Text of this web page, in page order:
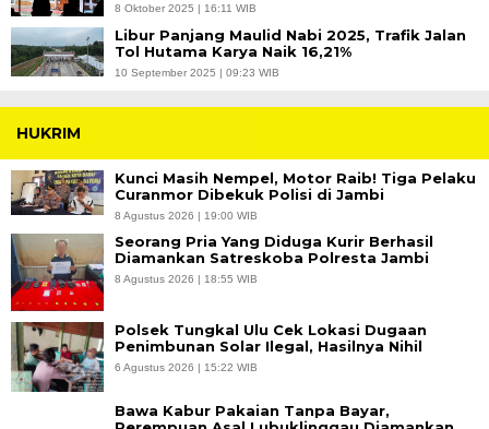
8 Oktober 2025 | 16:11 WIB
Libur Panjang Maulid Nabi 2025, Trafik Jalan
Tol Hutama Karya Naik 16,21%
10 September 2025 | 09:23 WIB
HUKRIM
Kunci Masih Nempel, Motor Raib! Tiga Pelaku
Curanmor Dibekuk Polisi di Jambi
8 Agustus 2026 | 19:00 WIB
Seorang Pria Yang Diduga Kurir Berhasil
Diamankan Satreskoba Polresta Jambi
8 Agustus 2026 | 18:55 WIB
Polsek Tungkal Ulu Cek Lokasi Dugaan
Penimbunan Solar Ilegal, Hasilnya Nihil
6 Agustus 2026 | 15:22 WIB
Bawa Kabur Pakaian Tanpa Bayar,